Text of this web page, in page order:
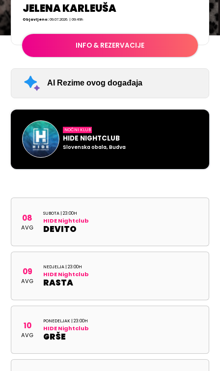
JELENA KARLEUŠA
Objavljeno:09.07.2026. | 09:49h
INFO & REZERVACIJE
AI Rezime ovog događaja
NOĆNI KLUB
HIDE NIGHTCLUB
Slovenska obala, Budva
08
AVG
SUBOTA | 23:00H
HIDE Nightclub
DEVITO
09
AVG
NEDJELJA | 23:00H
HIDE Nightclub
RASTA
10
AVG
PONEDELJAK | 23:00H
HIDE Nightclub
GRŠE